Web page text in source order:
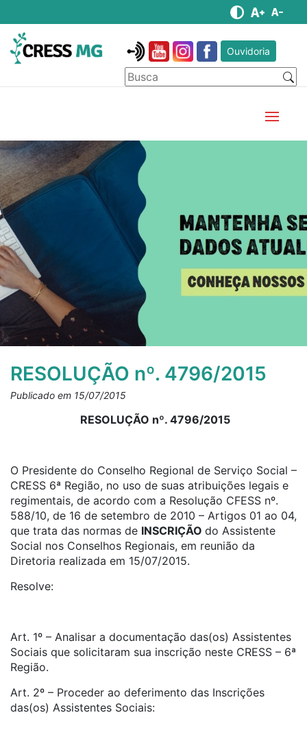
Ouvidoria
RESOLUÇÃO nº. 4796/2015
Publicado em 15/07/2015
RESOLUÇÃO nº. 4796/2015
O Presidente do Conselho Regional de Serviço Social –
CRESS 6ª Região, no uso de suas atribuições legais e
regimentais, de acordo com a Resolução CFESS nº.
588/10, de 16 de setembro de 2010 – Artigos 01 ao 04,
que trata das normas de INSCRIÇÃO do Assistente
Social nos Conselhos Regionais, em reunião da
Diretoria realizada em 15/07/2015.
Resolve:
Art. 1º – Analisar a documentação das(os) Assistentes
Sociais que solicitaram sua inscrição neste CRESS – 6ª
Região.
Art. 2º – Proceder ao deferimento das Inscrições
das(os) Assistentes Sociais: